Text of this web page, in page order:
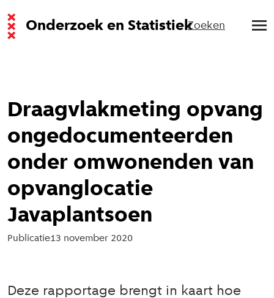
Onderzoek en StatistiekZoeken
Draagvlakmeting opvang
ongedocumenteerden
onder omwonenden van
opvanglocatie
Javaplantsoen
Publicatie13 november 2020
Deze rapportage brengt in kaart hoe